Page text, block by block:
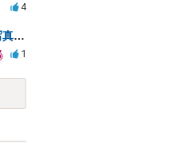
4
児童ポルノ規制法における非性的写真とテキストの扱いは？
1